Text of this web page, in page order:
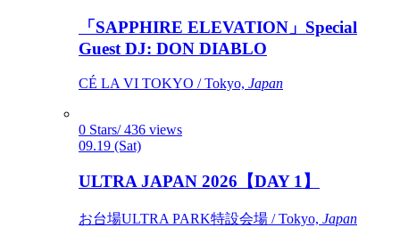
「SAPPHIRE ELEVATION」Special
Guest DJ: DON DIABLO
CÉ LA VI TOKYO / Tokyo, Japan
0 Stars/ 436 views
09.19 (Sat)
ULTRA JAPAN 2026【DAY 1】
お台場ULTRA PARK特設会場 / Tokyo, Japan